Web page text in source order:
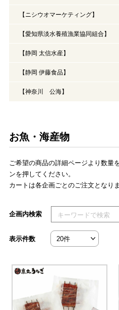
【ニシウオマーケティング】
【愛知県淡水養殖漁業協同組合】
【静岡 太信水産】
【静岡 伊藤食品】
【神奈川 公海】
お魚・海産物
ご希望の商品の詳細ページより数量
ンを押してください。
カートは各企画ごとのご注文となりま
検索キーワードを入力してください
企画内検索
表示件数